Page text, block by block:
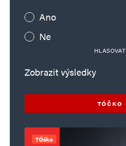
Ano
Ne
HLASOVAT
Zobrazit výsledky
TÓČKO
TÓčko